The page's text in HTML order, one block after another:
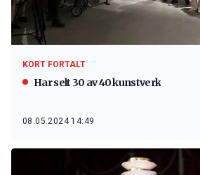
KORT FORTALT
Har selt 30 av 40 kunstverk
08.05.2024 14:49